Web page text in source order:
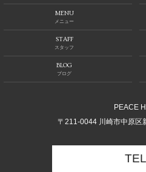
MENU
メニュー
STAFF
スタッフ
BLOG
ブログ
PEACE
〒211-0044 川崎市中原区
TEL